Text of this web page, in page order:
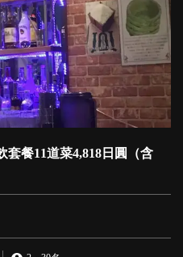
套餐11道菜4,818日圓（含